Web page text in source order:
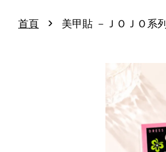
首頁 › 美甲貼 －ＪＯＪＯ系列